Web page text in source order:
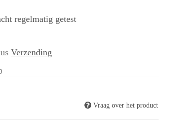
regelmatig getest
Verzending
Vraag over het product